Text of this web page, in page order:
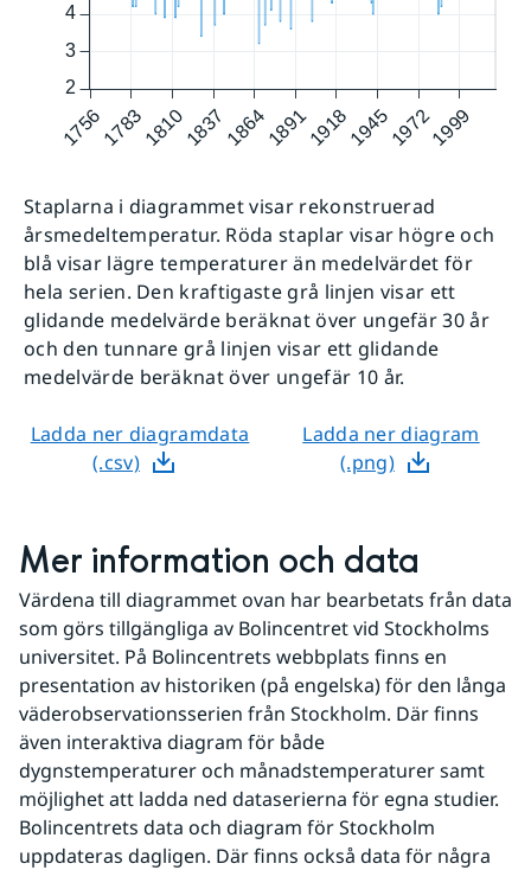
Staplarna i diagrammet visar rekonstruerad
årsmedel­temperatur. Röda staplar visar högre och
blå visar lägre temperaturer än medelvärdet för
hela serien. Den kraftigaste grå linjen visar ett
glidande medelvärde beräknat över ungefär 30 år
och den tunnare grå linjen visar ett glidande
medelvärde beräknat över ungefär 10 år.
Ladda ner diagramdata
(.csv)
Ladda ner diagram
(.png)
Mer information och data
Värdena till diagrammet ovan har bearbetats från data
som görs tillgängliga av Bolincentret vid Stockholms
universitet. På Bolincentrets webbplats finns en
presentation av historiken (på engelska) för den långa
väderobservationsserien från Stockholm. Där finns
även interaktiva diagram för både
dygnstemperaturer och månadstemperaturer samt
möjlighet att ladda ned dataserierna för egna studier.
Bolincentrets data och diagram för Stockholm
uppdateras dagligen. Där finns också data för några